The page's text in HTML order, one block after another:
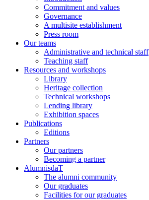
Commitment and values
Governance
A multisite establishment
Press room
Our teams
Administrative and technical staff
Teaching staff
Resources and workshops
Library
Heritage collection
Technical workshops
Lending library
Exhibition spaces
Publications
Editions
Partners
Our partners
Becoming a partner
AlumnisdaT
The alumni community
Our graduates
Facilities for our graduates